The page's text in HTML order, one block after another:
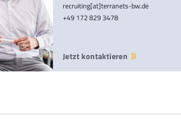
recruiting[at]terranets-bw.de
+49 172 829 3478
Jetzt kontaktieren